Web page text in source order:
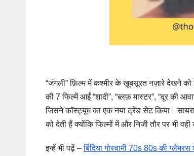
“जंगली” फ़िल्म में कश्मीर के ख़ूबसूरत नज़ारे देखने को
की 7 फिल्में आईं “शादी”, “ब्लफ़ मास्टर”, “दूर की
जिसने कॉस्ट्यूम का एक नया ट्रेंड सेट किया।
को देती हैं क्योंकि फिल्मों में और निजी तौर पर भी
इन्हें भी पढ़ें –बिंदिया गोस्वामी 70s 80s की